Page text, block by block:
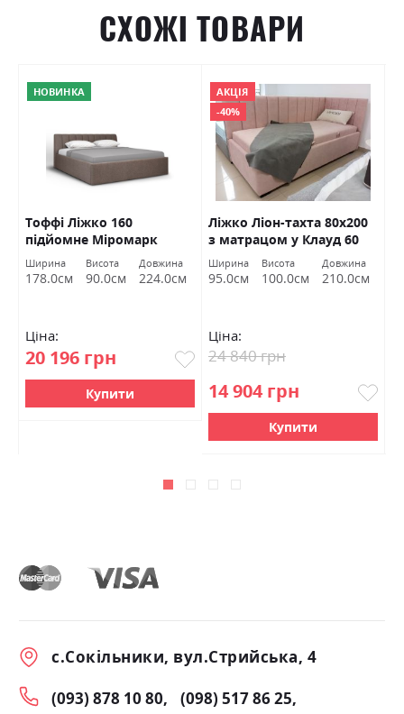
СХОЖІ ТОВАРИ
НОВИНКА
Тоффі Ліжко 160
підйомне Міромарк
Ширина
178.0см
Висота
90.0см
Довжина
224.0см
Ціна:
20 196 грн
Купити
АКЦІЯ
-40%
Ліжко Ліон-тахта 80х200
з матрацом у Клауд 60
ВНД Луцьк Акція
Ширина
95.0см
Висота
100.0см
Довжина
210.0см
Ціна:
14 904 грн
24 840 грн
Купити
с.Сокільники, вул.Стрийська, 4
(093) 878 10 80
(098) 517 86 25